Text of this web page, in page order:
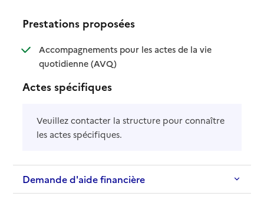
Prestations proposées
Accompagnements pour les actes de la vie
quotidienne (AVQ): disponible
: non disponible
Actes spécifiques
Veuillez contacter la structure pour connaître
les actes spécifiques.
Demande d'aide financière